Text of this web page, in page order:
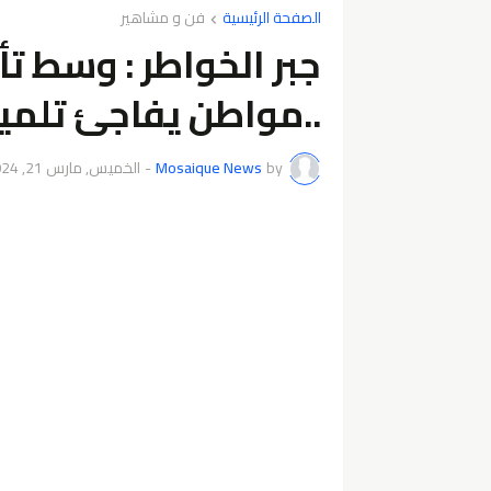
الصفحة الرئيسية فن و مشاهير
..‬مواطن‭ ‬يفاجئ‭ ‬تلميذة‭ ‬ويهديها‭ ‬كرسي‭ ‬متحرّك.
by
Mosaique News
- الخميس, مارس 21, 2024